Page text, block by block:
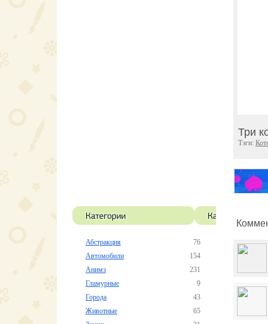
Абстракция
76
Автомобили
154
Анимэ
231
Гламурные
9
Города
43
Животные
65
Три
Тэги: